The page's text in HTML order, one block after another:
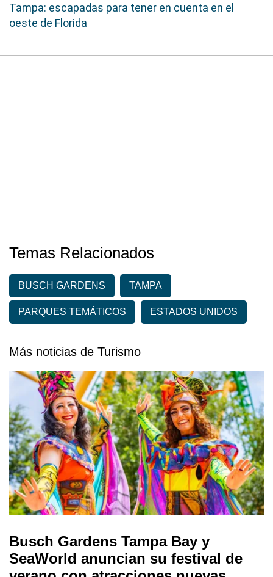
Tampa: escapadas para tener en cuenta en el
oeste de Florida
Temas Relacionados
BUSCH GARDENS TAMPA
PARQUES TEMÁTICOS ESTADOS UNIDOS
Más noticias de Turismo
Busch Gardens Tampa Bay y
SeaWorld anuncian su festival de